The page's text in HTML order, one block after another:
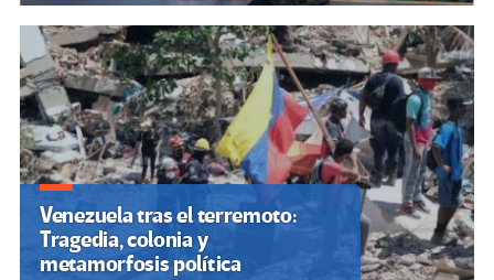
Venezuela tras el terremoto:
Tragedia, colonia y
metamorfosis política